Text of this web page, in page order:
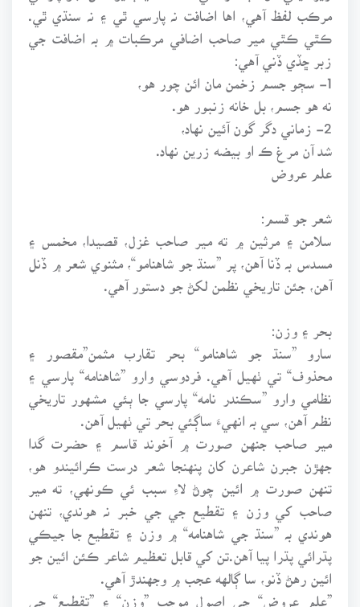
مرڪب لفظ آهي، اها اضافت نہ پارسي ٿي ۽ نہ سنڌي ٿي.
ڪٿي ڪٿي مير صاحب اضافي مرڪبات ۾ بہ اضافت جي
زبر ڇڏي ڏني آهي:
1- سڄو جسم زخمن مان ائن چور هو،
نه هو جسم، بل خانه زنبور هو.
شد آن مرغ ڪ او بيضه زرين نهاد.
علم عروض
سلامن ۽ مرثين ۾ ته مير صاحب غزل، قصيدا، مخمس ۽
مسدس بہ ڏنا آهن، پر ”سنڌ جو شاهنامو“، مثنوي شعر ۾ ڏنل
آهن، جئن تاريخي نظمن لکڻ جو دستور آهي.
سارو ”سنڌ جو شاهنامو“ بحر تقارب مثمن”مقصور ۽
محذوف“ تي ٺهيل آهي. فردوسي وارو ”شاهنامه“ پارسي ۽
نظامي وارو ”سڪندر نامه“ پارسي جا ٻئي مشهور تاريخي
نظم آهن، سي بہ انهيءَ ساڳئي بحر تي ٺهيل آهن.
مير صاحب جنهن صورت ۾ آخوند قاسم ۽ حضرت گدا
جهڙن جبرن شاعرن کان پنهنجا شعر درست ڪرائيندو هو،
تنهن صورت ۾ ائين چوڻ لاءِ سبب ئي ڪونهي، ته مير
صاحب کي وزن ۽ تقطيع جي جي خبر نہ هوندي، تنهن
هوندي بہ ”سنڌ جي شاهنامه“ ۾ وزن ۽ تقطيع جا جيڪي
پڌرائي پڌرا پيا آهن.تن کي قابل تعظيم شاعر ڪئن ائين جو
ائين رهڻ ڏنو، سا ڳالهه عجب ۾ وجهندڙ آهي.
”علم عروض“ جي اصول موجب ”وزن“ ۽ ”تقطيع“ جي